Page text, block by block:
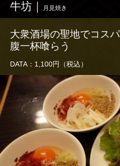
牛坊｜ 月見焼き
大衆酒場の聖地でコス
腹一杯喰らう
DATA：1,100円（税込）